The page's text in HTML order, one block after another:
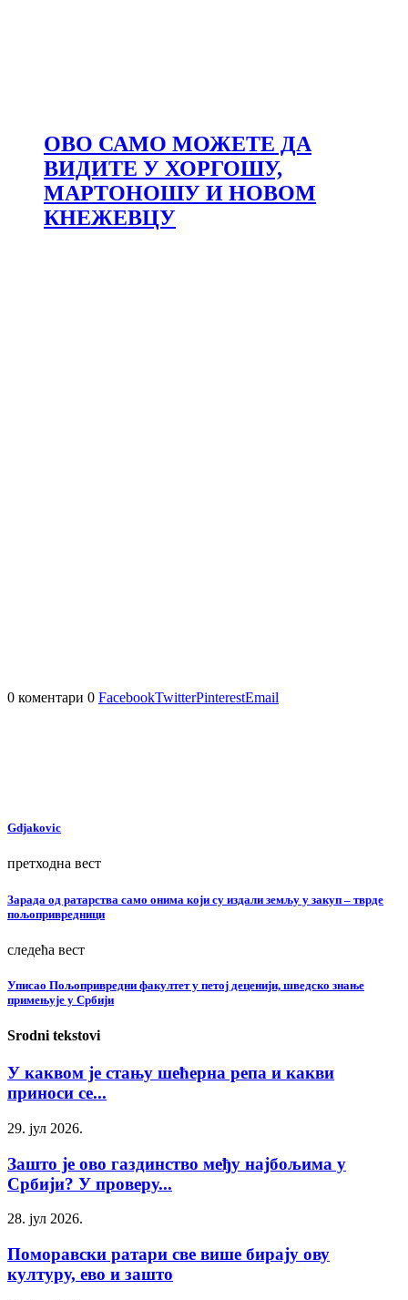
ОВО САМО МОЖЕТЕ ДА
ВИДИТЕ У ХОРГОШУ,
МАРТОНОШУ И НОВОМ
КНЕЖЕВЦУ
0 коментари 0 FacebookTwitterPinterestEmail
Gdjakovic
претходна вест
Зарада од ратарства само онима који су издали земљу у закуп – тврде
пољопривредници
следећа вест
Уписао Пољопривредни факултет у петој деценији, шведско знање
примењује у Србији
Srodni tekstovi
У каквом је стању шећерна репа и какви
приноси се...
29. јул 2026.
Зашто је ово газдинство међу најбољима у
Србији? У проверу...
28. јул 2026.
Поморавски ратари све више бирају ову
културу, ево и зашто